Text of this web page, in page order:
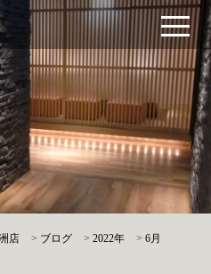
店 > ブログ >2022年 >6月